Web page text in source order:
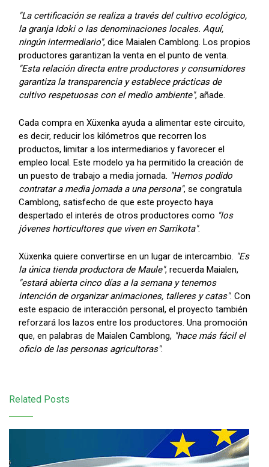
"La certificación se realiza a través del cultivo ecológico,
la granja Idoki o las denominaciones locales. Aquí,
ningún intermediario", dice Maialen Camblong. Los propios
productores garantizan la venta en el punto de venta.
"Esta relación directa entre productores y consumidores
garantiza la transparencia y establece prácticas de
cultivo respetuosas con el medio ambiente", añade.
Cada compra en Xüxenka ayuda a alimentar este circuito,
es decir, reducir los kilómetros que recorren los
productos, limitar a los intermediarios y favorecer el
empleo local. Este modelo ya ha permitido la creación de
un puesto de trabajo a media jornada. "Hemos podido
contratar a media jornada a una persona", se congratula
Camblong, satisfecho de que este proyecto haya
despertado el interés de otros productores como "los
jóvenes horticultores que viven en Sarrikota".
Xüxenka quiere convertirse en un lugar de intercambio. "Es
la única tienda productora de Maule", recuerda Maialen,
"estará abierta cinco días a la semana y tenemos
intención de organizar animaciones, talleres y catas". Con
este espacio de interacción personal, el proyecto también
reforzará los lazos entre los productores. Una promoción
que, en palabras de Maialen Camblong, "hace más fácil el
oficio de las personas agricultoras".
Related Posts